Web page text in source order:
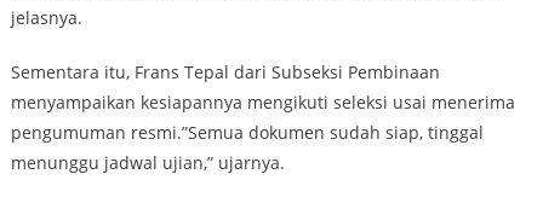
jelasnya.
Sementara itu, Frans Tepal dari Subseksi Pembinaan
menyampaikan kesiapannya mengikuti seleksi usai menerima
pengumuman resmi.”Semua dokumen sudah siap, tinggal
menunggu jadwal ujian,” ujarnya.